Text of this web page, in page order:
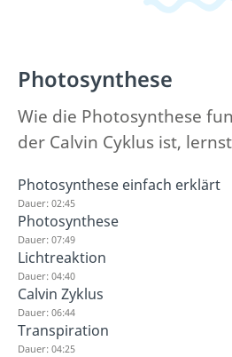
Photosynthese
Wie die Photosynthese
der Calvin Cyklus ist,
Photosynthese einfach erklärt
Dauer: 02:45
Photosynthese
Dauer: 07:49
Lichtreaktion
Dauer: 04:40
Calvin Zyklus
Dauer: 06:44
Transpiration
Dauer: 04:25